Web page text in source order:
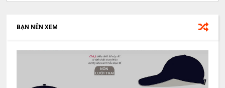
BẠN NÊN XEM